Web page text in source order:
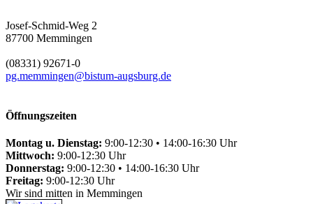
Josef-Schmid-Weg 2
87700 Memmingen
(08331) 92671-0
pg.memmingen@bistum-augsburg.de
Öffnungszeiten
Montag u. Dienstag: 9:00-12:30 • 14:00-16:30 Uhr
Mittwoch: 9:00-12:30 Uhr
Donnerstag: 9:00-12:30 • 14:00-16:30 Uhr
Freitag: 9:00-12:30 Uhr
Wir sind mitten in Memmingen